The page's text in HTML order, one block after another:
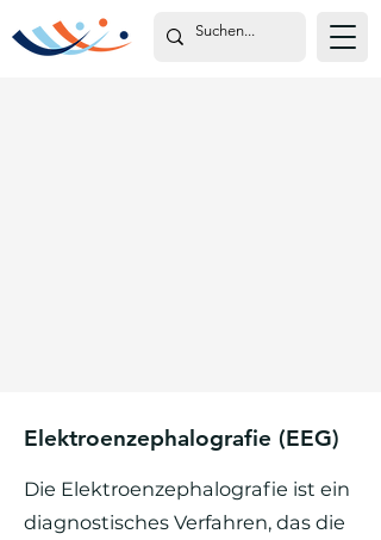
Elektroenzephalografie (EEG)
Die Elektroenzephalografie ist ein
diagnostisches Verfahren, das die